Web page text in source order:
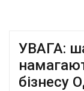
УВАГА:
бізнесу